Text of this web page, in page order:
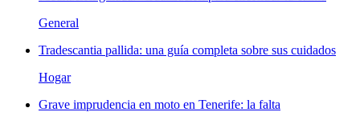
General
Tradescantia pallida: una guía completa sobre sus cuidados
Hogar
Grave imprudencia en moto en Tenerife: la falta